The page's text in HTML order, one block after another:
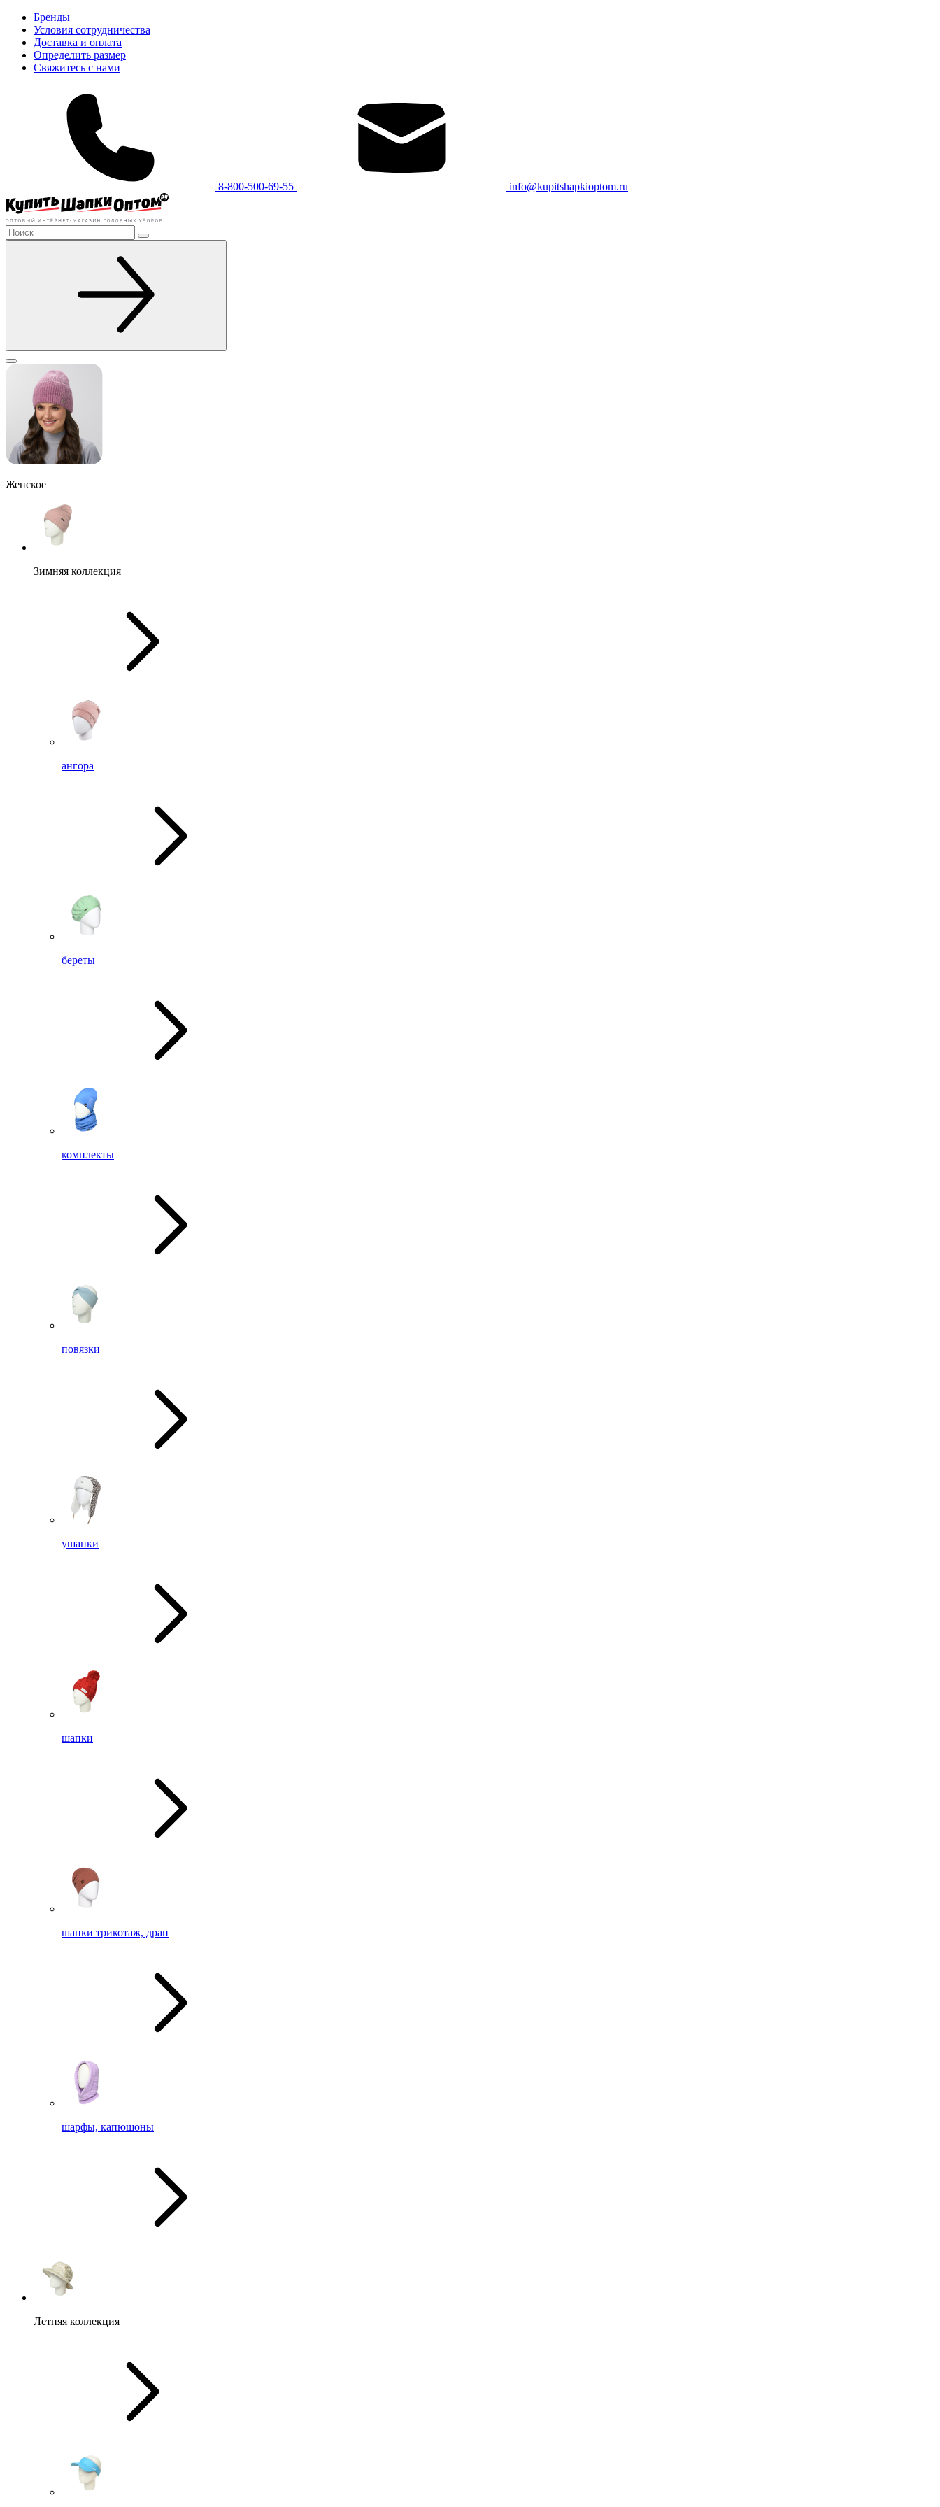
Бренды
Условия сотрудничества
Доставка и оплата
Определить размер
Свяжитесь с нами
8-800-500-69-55 info@kupitshapkioptom.ru
Женское
Зимняя коллекция
ангора
береты
комплекты
повязки
ушанки
шапки
шапки трикотаж, драп
шарфы, капюшоны
Летняя коллекция